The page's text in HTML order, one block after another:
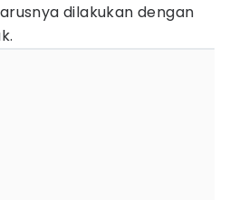
dilakukan dengan